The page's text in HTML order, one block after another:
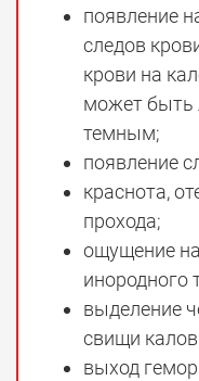
появление
следов
крови на
может быть
темным;
появление
краснота,
прохода;
ощущение
инородного
выделение
свищи
выход